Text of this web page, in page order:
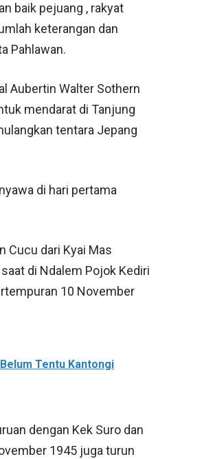
baik pejuang , rakyat
keterangan dan
Pahlawan.
Aubertin Walter Sothern
mendarat di Tanjung
tentara Jepang
di hari pertama
Cucu dari Kyai Mas
di Ndalem Pojok Kediri
10 November
Tentu Kantongi
dengan Kek Suro dan
1945 juga turun